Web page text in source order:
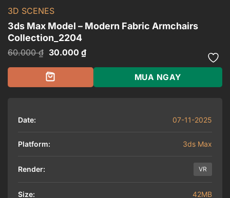
3D SCENES
3ds Max Model – Modern Fabric Armchairs
Collection_2204
60.000₫ Giá
là:
60.000 ₫.
30.000 ₫Giá
hiện
tại
30.000 ₫.
MUA NGAY
Date: 07-11-2025
Platform: 3ds Max
Render: VR
Size: 42MB